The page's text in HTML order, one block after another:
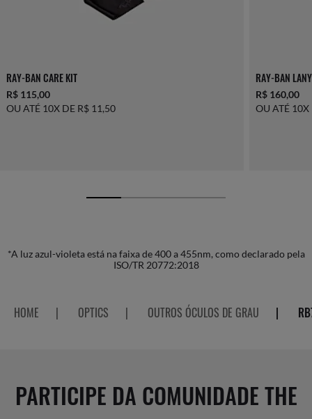
RAY-BAN CARE KIT
R$ 115,00
OU ATÉ 10X DE R$ 11,50
RAY-BAN
R$ 160,00
OU ATÉ
*A luz azul-violeta está na faixa de 400 a 455nm, como declarado pela
ISO/TR 20772:2018
HOME | OPTICS | OUTROS ÓCULOS DE GRAU |
PARTICIPE DA COMUNIDADE THE